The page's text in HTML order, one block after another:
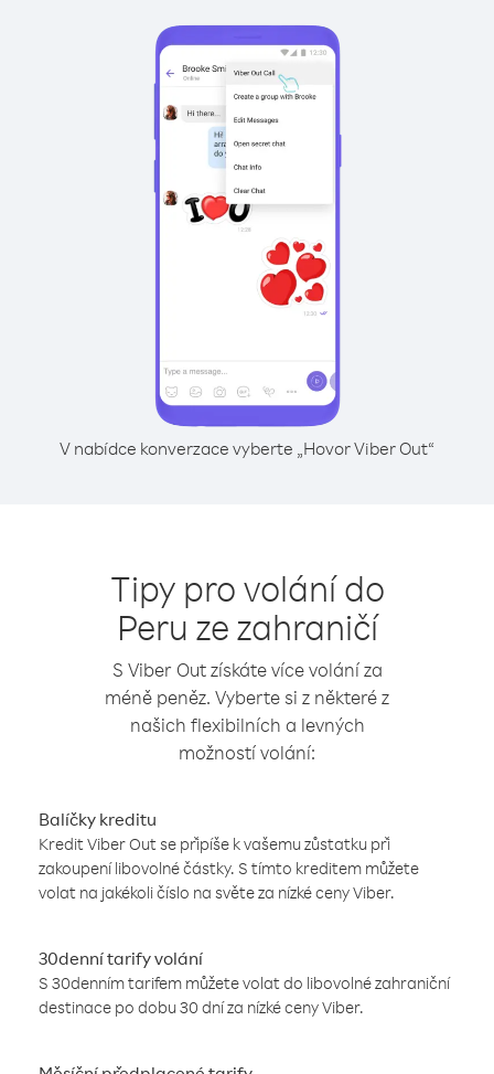
V nabídce konverzace vyberte „Hovor Viber Out“
Tipy pro volání do
Peru ze zahraničí
S Viber Out získáte více volání za
méně peněz. Vyberte si z některé z
našich flexibilních a levných
možností volání:
Balíčky kreditu
Kredit Viber Out se připíše k vašemu zůstatku při
zakoupení libovolné částky. S tímto kreditem můžete
volat na jakékoli číslo na světe za nízké ceny Viber.
30denní tarify volání
S 30denním tarifem můžete volat do libovolné zahraniční
destinace po dobu 30 dní za nízké ceny Viber.